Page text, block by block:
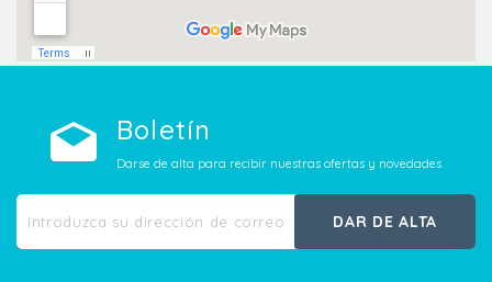
Boletín
Darse de alta para recibir nuestras ofertas y novedades
DAR DE ALTA